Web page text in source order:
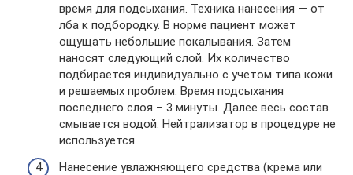
время для подсыхания. Техника нанесения — от
лба к подбородку. В норме пациент может
ощущать небольшие покалывания. Затем
наносят следующий слой. Их количество
подбирается индивидуально с учетом типа кожи
и решаемых проблем. Время подсыхания
последнего слоя – 3 минуты. Далее весь состав
смывается водой. Нейтрализатор в процедуре не
используется.
Нанесение увлажняющего средства (крема или